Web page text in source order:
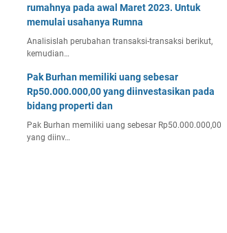
rumahnya pada awal Maret 2023. Untuk
memulai usahanya Rumna
Analisislah perubahan transaksi-transaksi berikut,
kemudian…
Pak Burhan memiliki uang sebesar
Rp50.000.000,00 yang diinvestasikan pada
bidang properti dan
Pak Burhan memiliki uang sebesar Rp50.000.000,00
yang diinv…